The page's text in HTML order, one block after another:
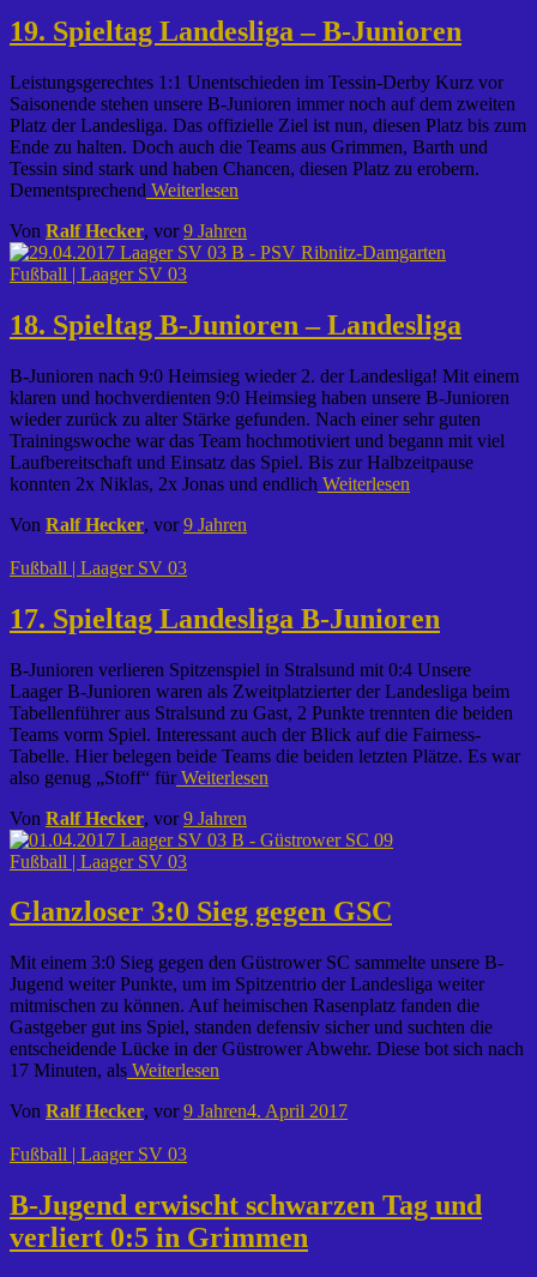
19. Spieltag Landesliga – B-Junioren
Leistungsgerechtes 1:1 Unentschieden im Tessin-Derby Kurz vor
Saisonende stehen unsere B-Junioren immer noch auf dem zweiten
Platz der Landesliga. Das offizielle Ziel ist nun, diesen Platz bis zum
Ende zu halten. Doch auch die Teams aus Grimmen, Barth und
Tessin sind stark und haben Chancen, diesen Platz zu erobern.
Dementsprechend Weiterlesen
Von Ralf Hecker, vor9 Jahren
Fußball | Laager SV 03
18. Spieltag B-Junioren – Landesliga
B-Junioren nach 9:0 Heimsieg wieder 2. der Landesliga! Mit einem
klaren und hochverdienten 9:0 Heimsieg haben unsere B-Junioren
wieder zurück zu alter Stärke gefunden. Nach einer sehr guten
Trainingswoche war das Team hochmotiviert und begann mit viel
Laufbereitschaft und Einsatz das Spiel. Bis zur Halbzeitpause
konnten 2x Niklas, 2x Jonas und endlich Weiterlesen
Von Ralf Hecker, vor9 Jahren
Fußball | Laager SV 03
17. Spieltag Landesliga B-Junioren
B-Junioren verlieren Spitzenspiel in Stralsund mit 0:4 Unsere
Laager B-Junioren waren als Zweitplatzierter der Landesliga beim
Tabellenführer aus Stralsund zu Gast, 2 Punkte trennten die beiden
Teams vorm Spiel. Interessant auch der Blick auf die Fairness-
Tabelle. Hier belegen beide Teams die beiden letzten Plätze. Es war
also genug „Stoff“ fürWeiterlesen
Von Ralf Hecker, vor9 Jahren
Fußball | Laager SV 03
Glanzloser 3:0 Sieg gegen GSC
Mit einem 3:0 Sieg gegen den Güstrower SC sammelte unsere B-
Jugend weiter Punkte, um im Spitzentrio der Landesliga weiter
mitmischen zu können. Auf heimischen Rasenplatz fanden die
Gastgeber gut ins Spiel, standen defensiv sicher und suchten die
entscheidende Lücke in der Güstrower Abwehr. Diese bot sich nach
17 Minuten, als Weiterlesen
Von Ralf Hecker, vor9 Jahren4. April 2017
Fußball | Laager SV 03
B-Jugend erwischt schwarzen Tag und
verliert 0:5 in Grimmen